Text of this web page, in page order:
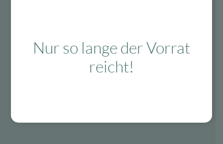
Nur so lange der Vorrat
reicht!